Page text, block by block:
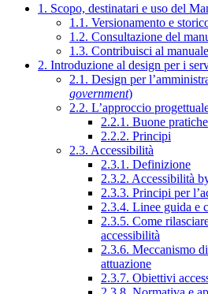
1. Scopo, destinatari e uso del
1.1. Versionamento e
1.2. Consultazione del
1.3. Contribuisci al manuale
2. Introduzione al design per i
2.1. Design per
government)
2.2. L’approccio
2.2.1. Buone pratiche
2.2.2. Principi
2.3. Accessibilità
2.3.1. Definizione
2.3.2. Accessibilità
2.3.3. Principi per
2.3.4. Linee guida e
2.3.5. Come
accessibilità
2.3.6. Meccanismo
attuazione
2.3.7. Obiettivi